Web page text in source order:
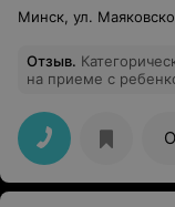
Минск, ул.
Отзыв.
на приеме с
озвучил стоимость
завышена , когда
же день добавили